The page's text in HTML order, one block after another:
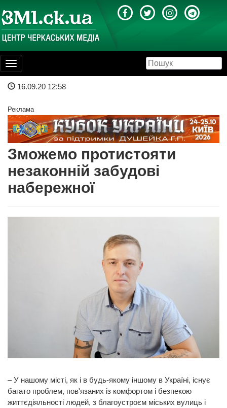
Toggle
navigation
16.09.20 12:58
Реклама
Зможемо протистояти
незаконній забудові
набережної
– У нашому місті, як і в будь-якому іншому в Україні, існує
багато проблем, пов'язаних із комфортом і безпекою
життєдіяльності людей, з благоустроєм міських вулиць і